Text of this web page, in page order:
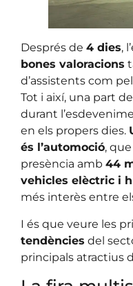
Després de 4 dies,
bones valoracions
d’assistents com
Tot i així, una part
durant
en els propers dies.
és l’automoció,
presència amb 44
vehicles elèctric i
més interès entre
I és que veure les
tendències del
principals atractius